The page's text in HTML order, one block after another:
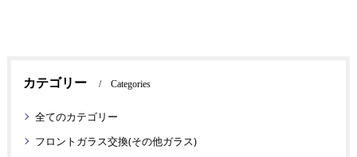
カテゴリー Categories
全てのカテゴリー
フロントガラス交換(その他ガラス)